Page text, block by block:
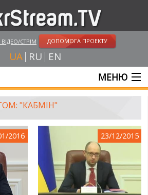
СТРІМ ДОПОМОГА ПРОЕКТУ
UA RU EN
МЕНЮ
"КАБМІН"
2016 23/12/2015